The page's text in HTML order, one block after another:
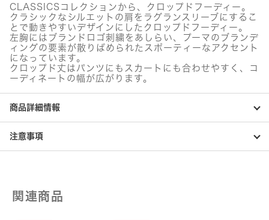
ド
フ
ー
デ
ィ
ー
（Dark
Jasper）
サ
イ
ズ：
M
個
CLASSICSコレクションから、クロップドフーディー。
クラシックなシルエットの肩をラグランスリーブにするこ
とで動きやすいデザインにしたクロップドフーディー。
左胸にはブランドロゴ刺繍をあしらい、プーマのブランデ
ィングの要素が散りばめられたスポーティーなアクセント
になっています。
クロップド丈はパンツにもスカートにも合わせやすく、コ
ーディネートの幅が広がります。
商品詳細情報
注意事項
関連商品